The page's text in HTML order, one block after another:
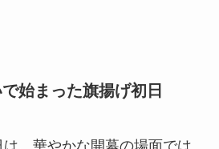
始まった旗揚げ初日
、華やかな開幕の場面では